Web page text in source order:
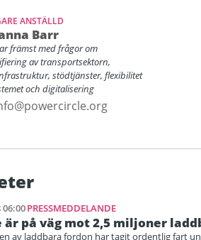
ANSTÄLLD
Barr
främst med frågor om
av transportsektorn,
stödtjänster, flexibilitet
och digitalisering
06:00PRESSMEDDELANDE
är på väg mot 2,5 miljoner
av laddbara fordon har tagit ordentlig fart